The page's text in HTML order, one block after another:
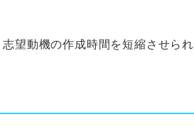
望動機の作成時間を短縮させられ